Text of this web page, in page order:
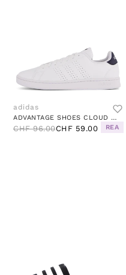
adidas
ADVANTAGE SHOES CLOUD WHITE / CLOUD WHITE / LEGEND INK
CHF 96.00CHF 59.00 REA